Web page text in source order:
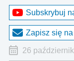
Subskrybuj
Zapisz się
26